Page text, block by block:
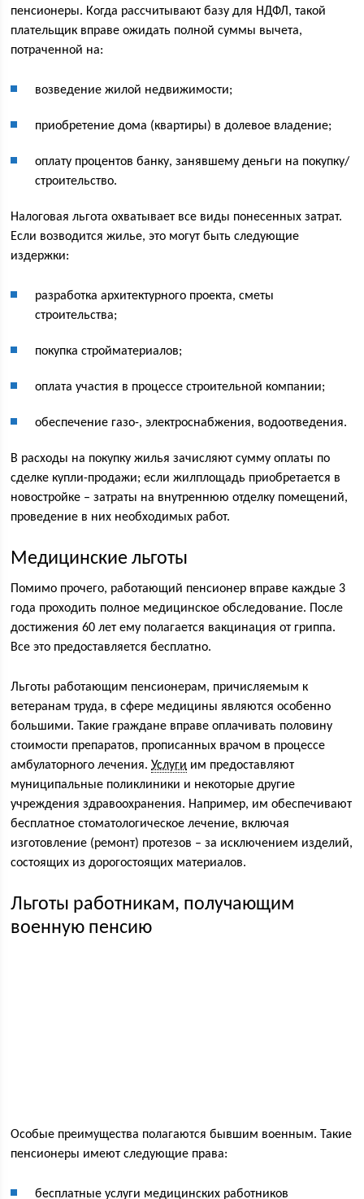
пенсионеры. Когда рассчитывают базу для НДФЛ, такой
плательщик вправе ожидать полной суммы вычета,
потраченной на:
возведение жилой недвижимости;
приобретение дома (квартиры) в долевое владение;
оплату процентов банку, занявшему деньги на покупку/
строительство.
Налоговая льгота охватывает все виды понесенных затрат.
Если возводится жилье, это могут быть следующие
издержки:
разработка архитектурного проекта, сметы
строительства;
покупка стройматериалов;
оплата участия в процессе строительной компании;
обеспечение газо-, электроснабжения, водоотведения.
В расходы на покупку жилья зачисляют сумму оплаты по
сделке купли-продажи; если жилплощадь приобретается в
новостройке – затраты на внутреннюю отделку помещений,
проведение в них необходимых работ.
Медицинские льготы
Помимо прочего, работающий пенсионер вправе каждые 3
года проходить полное медицинское обследование. После
достижения 60 лет ему полагается вакцинация от гриппа.
Все это предоставляется бесплатно.
Льготы работающим пенсионерам, причисляемым к
ветеранам труда, в сфере медицины являются особенно
большими. Такие граждане вправе оплачивать половину
стоимости препаратов, прописанных врачом в процессе
амбулаторного лечения.Услуги им предоставляют
муниципальные поликлиники и некоторые другие
учреждения здравоохранения. Например, им обеспечивают
бесплатное стоматологическое лечение, включая
изготовление (ремонт) протезов – за исключением изделий,
состоящих из дорогостоящих материалов.
Льготы работникам, получающим
военную пенсию
Особые преимущества полагаются бывшим военным. Такие
пенсионеры имеют следующие права:
бесплатные услуги медицинских работников